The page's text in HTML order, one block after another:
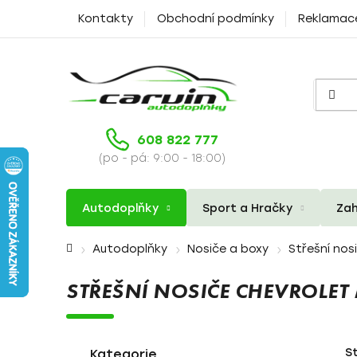
Kontakty Obchodní podmínky
608 822 777
(po - pá: 9:00 - 18:00)
Autodoplňky Sport a Hračky
Domů Autodoplňky Nosiče a boxy Střešní
STŘEŠNÍ NOSIČE